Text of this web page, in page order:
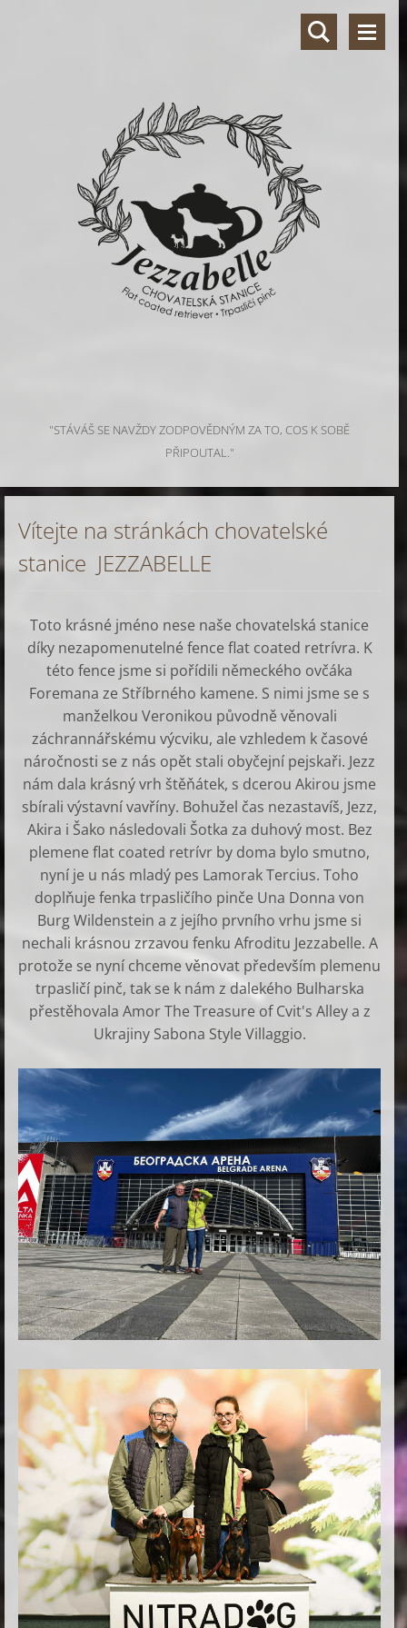
"STÁVÁŠ SE NAVŽDY ZODPOVĚDNÝM ZA TO, COS K SOBĚ
PŘIPOUTAL."
Vítejte na stránkách chovatelské
stanice JEZZABELLE
Toto krásné jméno nese naše chovatelská stanice
díky nezapomenutelné fence flat coated retrívra. K
této fence jsme si pořídili německého ovčáka
Foremana ze Stříbrného kamene. S nimi jsme se s
manželkou Veronikou původně věnovali
záchrannářskému výcviku, ale vzhledem k časové
náročnosti se z nás opět stali obyčejní pejskaři. Jezz
nám dala krásný vrh štěňátek, s dcerou Akirou jsme
sbírali výstavní vavříny. Bohužel čas nezastavíš, Jezz,
Akira i Šako následovali Šotka za duhový most. Bez
plemene flat coated retrívr by doma bylo smutno,
nyní je u nás mladý pes Lamorak Tercius. Toho
doplňuje fenka trpasličího pinče Una Donna von
Burg Wildenstein a z jejího prvního vrhu jsme si
nechali krásnou zrzavou fenku Afroditu Jezzabelle. A
protože se nyní chceme věnovat především plemenu
trpasličí pinč, tak se k nám z dalekého Bulharska
přestěhovala Amor The Treasure of Cvit's Alley a z
Ukrajiny Sabona Style Villaggio.